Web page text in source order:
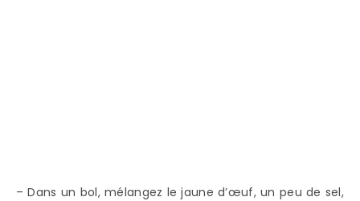
– Dans un bol, mélangez le jaune d’œuf, un peu de sel,